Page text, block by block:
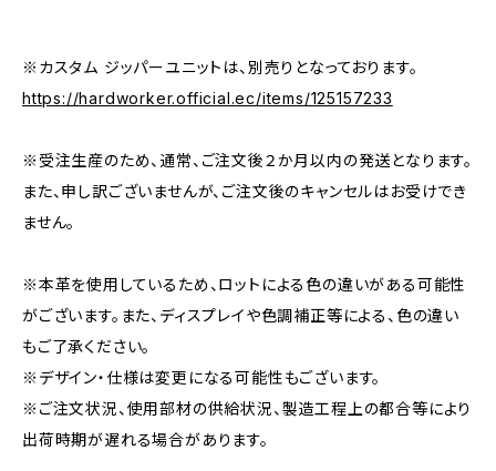
※カスタム ジッパーユニットは、別売りとなっております。
https://hardworker.official.ec/items/125157233
※受注生産のため、通常、ご注文後２か月以内の発送となります。
また、申し訳ございませんが、ご注文後のキャンセルはお受けでき
ません。
※本革を使用しているため、ロットによる色の違いがある可能性
がございます。また、ディスプレイや色調補正等による、色の違い
もご了承ください。
※デザイン・仕様は変更になる可能性もございます。
※ご注文状況、使用部材の供給状況、製造工程上の都合等により
出荷時期が遅れる場合があります。